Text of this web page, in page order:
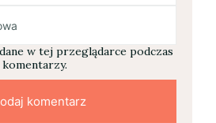
w tej przeglądarce podczas